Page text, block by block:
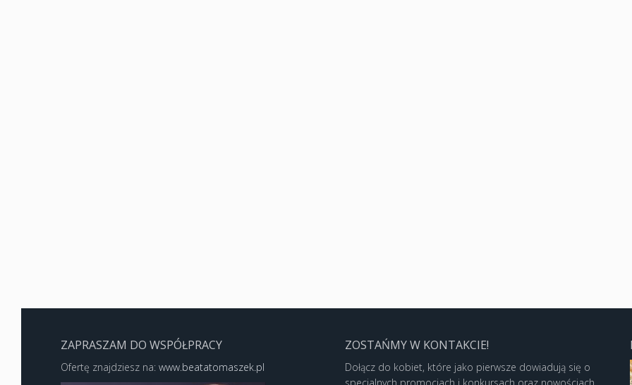
ZAPRASZAM DO WSPÓŁPRACY
Ofertę znajdziesz na: www.beatatomaszek.pl
ZOSTAŃMY W KONTAKCIE!
Dołącz do kobiet, które jako pierwsze dowiadują się o